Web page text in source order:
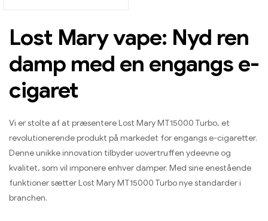
Lost Mary vape: Nyd ren
damp med en engangs e-
cigaret
Vi er stolte af at præsentere Lost Mary MT15000 Turbo, et
revolutionerende produkt på markedet for engangs e-cigaretter.
Denne unikke innovation tilbyder uovertruffen ydeevne og
kvalitet, som vil imponere enhver damper. Med sine enestående
funktioner sætter Lost Mary MT15000 Turbo nye standarder i
branchen.